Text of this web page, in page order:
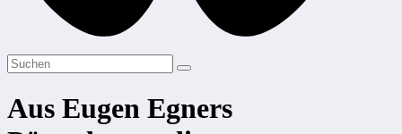
Aus Eugen Egners